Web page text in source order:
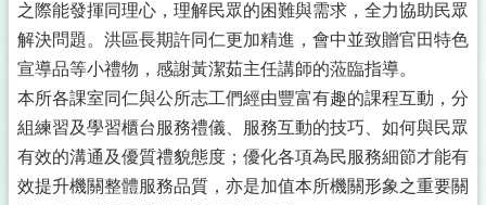
之際能發揮同理心，理解民眾的困難與需求，全力協助民眾
解決問題。洪區長期許同仁更加精進，會中並致贈官田特色
宣導品等小禮物，感謝黃潔茹主任講師的蒞臨指導。
本所各課室同仁與公所志工們經由豐富有趣的課程互動，分
組練習及學習櫃台服務禮儀、服務互動的技巧、如何與民眾
有效的溝通及優質禮貌態度；優化各項為民服務細節才能有
效提升機關整體服務品質，亦是加值本所機關形象之重要關